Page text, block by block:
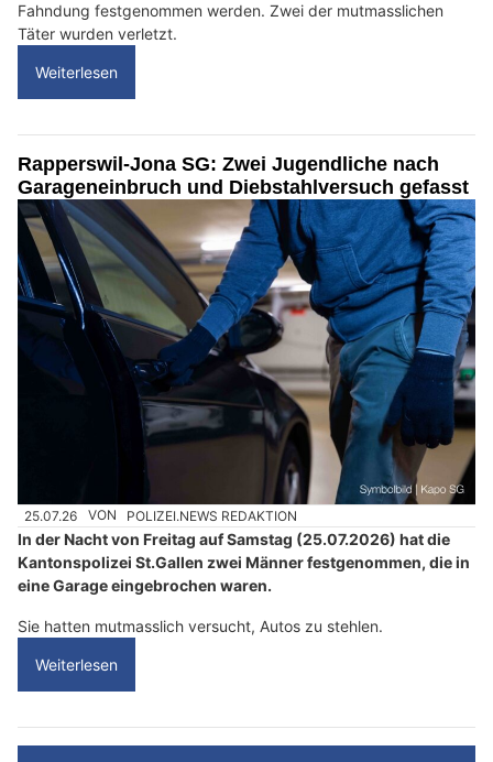
Fahndung festgenommen werden. Zwei der mutmasslichen
Täter wurden verletzt.
Weiterlesen
Rapperswil-Jona SG: Zwei Jugendliche nach
Garageneinbruch und Diebstahlversuch gefasst
25.07.26 VON POLIZEI.NEWS REDAKTION
In der Nacht von Freitag auf Samstag (25.07.2026) hat die
Kantonspolizei St.Gallen zwei Männer festgenommen, die in
eine Garage eingebrochen waren.
Sie hatten mutmasslich versucht, Autos zu stehlen.
Weiterlesen